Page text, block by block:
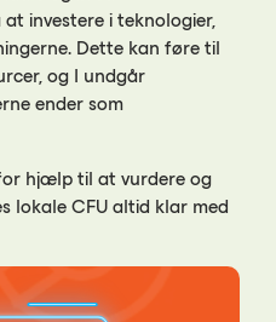
investere i teknologier,
Dette kan føre til
og I undgår
ender som
hjælp til at vurdere og
lokale CFU altid klar med